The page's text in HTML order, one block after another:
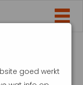
IN
goed werkt